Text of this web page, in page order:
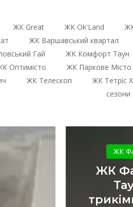
ЖК Great ЖК Ok'Land
ЖК Варшавський квартал
Гай ЖК Комфорт Таун
Оптимісто ЖК Паркове Місто
ЖК Телескоп ЖК Тетріс
сезони
ЖК
ЖК